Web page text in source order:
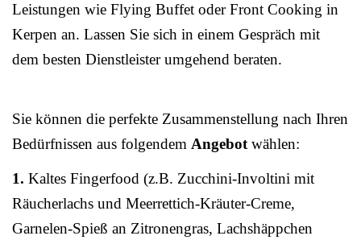
Leistungen wie Flying Buffet oder Front Cooking in
Kerpen an. Lassen Sie sich in einem Gespräch mit
dem besten Dienstleister umgehend beraten.
Sie können die perfekte Zusammenstellung nach Ihren
Bedürfnissen aus folgendem Angebotwählen:
1. Kaltes Fingerfood (z.B. Zucchini-Involtini mit
Räucherlachs und Meerrettich-Kräuter-Creme,
Garnelen-Spieß an Zitronengras, Lachshäppchen